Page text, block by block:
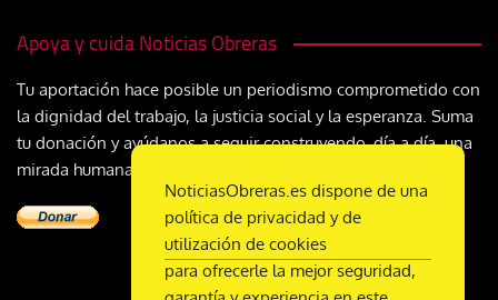
Apoya y cuida Noticias Obreras
Tu aportación hace posible un periodismo comprometido con
la dignidad del trabajo, la justicia social y la esperanza. Suma
tu donación y ayúdanos a seguir construyendo, día a día, una
mirada humana y cristiana sobre el mundo del trabajo
NoticiasObreras.es dispone de una
política de privacidad y de
utilización de cookies
para ofrecerle la mejor seguridad,